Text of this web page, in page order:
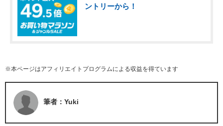
ントリーから！
※本ページはアフィリエイトプログラムによる収益を得ています
筆者：Yuki